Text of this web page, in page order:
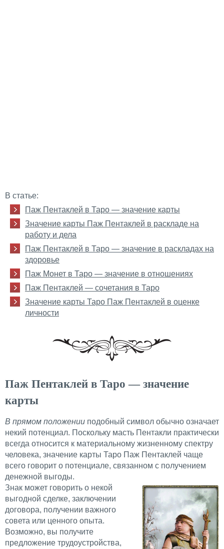
В статье:
Паж Пентаклей в Таро — значение карты
Значение карты Паж Пентаклей в раскладе на
работу и дела
Паж Пентаклей в Таро — значение в раскладах на
здоровье
Паж Монет в Таро — значение в отношениях
Паж Пентаклей — сочетания в Таро
Значение карты Таро Паж Пентаклей в оценке
личности
Паж Пентаклей в Таро — значение
карты
В прямом положении подобный символ обычно означает
некий потенциал. Поскольку масть Пентакли практически
всегда относится к материальному жизненному спектру
человека, значение карты Таро Паж Пентаклей чаще
всего говорит о потенциале, связанном с получением
денежной выгоды.
Знак может говорить о некой
выгодной сделке, заключении
договора, получении важного
совета или ценного опыта.
Возможно, вы получите
предложение трудоустройства,